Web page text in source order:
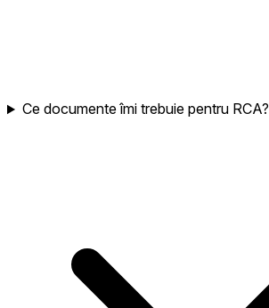
Ce documente îmi trebuie pentru RCA?